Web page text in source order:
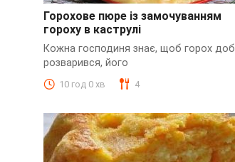
Пюре
Горохове пюре із замочуванням
гороху в каструлі
Кожна господиня знає, щоб горох
розварився, його
10 год 0 хв 4